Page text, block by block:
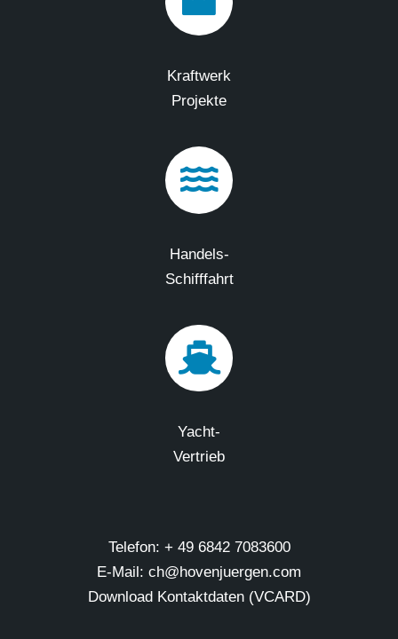
Kraftwerk
Projekte
Handels-
Schifffahrt
Yacht-
Vertrieb
Telefon: + 49 6842 7083600
E-Mail: ch@hovenjuergen.com
Download Kontaktdaten (VCARD)